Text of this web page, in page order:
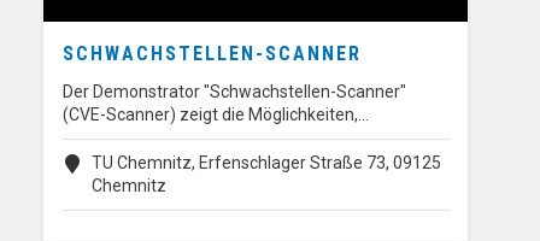
SCHWACHSTELLEN-SCANNER
Der Demonstrator "Schwachstellen-Scanner"
(CVE-Scanner) zeigt die Möglichkeiten,…
TU Chemnitz, Erfenschlager Straße 73, 09125
Chemnitz